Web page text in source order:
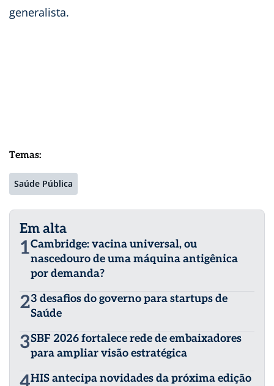
generalista.
Temas:
Saúde Pública
Em alta
1Cambridge: vacina universal, ou
nascedouro de uma máquina antigênica
por demanda?
23 desafios do governo para startups de
Saúde
3SBF 2026 fortalece rede de embaixadores
para ampliar visão estratégica
HIS antecipa novidades da próxima edição